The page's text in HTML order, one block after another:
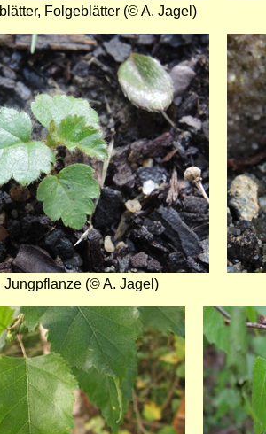
Folgeblätter (© A. Jagel)
Jungpflanze (© A. Jagel)
Bild
Bild